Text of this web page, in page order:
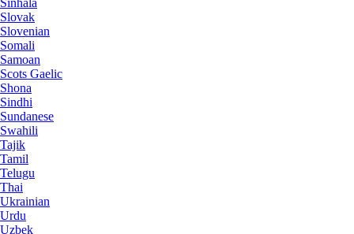
Slovak
Slovenian
Somali
Samoan
Scots Gaelic
Shona
Sindhi
Sundanese
Swahili
Tajik
Tamil
Telugu
Thai
Ukrainian
Urdu
Uzbek